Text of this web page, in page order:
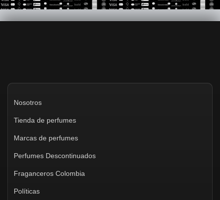
Nosotros
Tienda de perfumes
Marcas de perfumes
Perfumes Descontinuados
Fraganceros Colombia
Políticas